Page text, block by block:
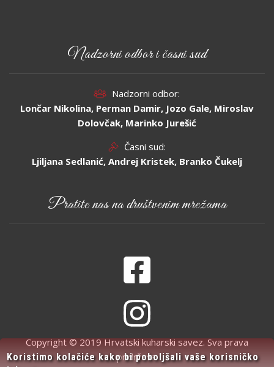
Nadzorni odbor i časni sud
Nadzorni odbor:
Lončar Nikolina, Perman Damir, Jozo Gale, Miroslav
Dolovčak, Marinko Jurešić
Časni sud:
Ljiljana Sedlanić, Andrej Kristek, Branko Čukelj
Pratite nas na društvenim mrežama
Copyright © 2019 Hrvatski kuharski savez. Sva prava
pridržana.
Koristimo kolačiće kako bi poboljšali vaše korisničko